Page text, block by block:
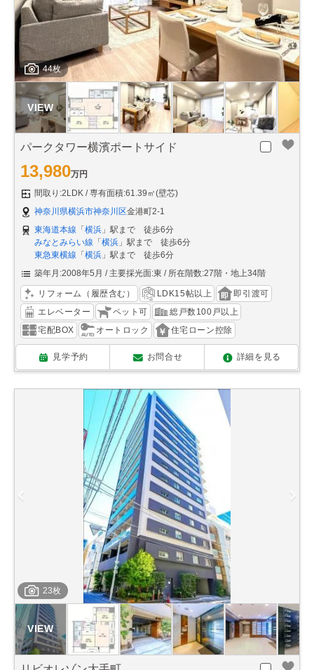
44枚
パークタワー横濱ポートサイド
13,980万円
間取り:2LDK
専有面積:61.39㎡(壁芯)
神奈川県横浜市神奈川区金港町2-1
東海道本線 「 横浜 」駅まで 徒歩6分
みなとみらい線 「 横浜 」駅まで 徒歩6分
東急東横線 「 横浜 」駅まで 徒歩6分
築年月:2008年5月
主要採光面:東 所在階数:27階・地上34階
リフォーム（履歴含む） LDK15帖以上
即引渡可
エレベーター
ペット可
総戸数100戸以上
宅配BOX
オートロック 住宅ローン控除
見学予約 お問合せ 詳細を見る
23枚